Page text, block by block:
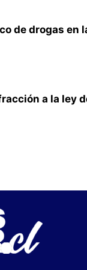
de drogas en
a la ley